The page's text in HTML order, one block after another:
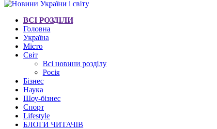
ВСІ РОЗДІЛИ
Головна
Україна
Місто
Світ
Всі новини розділу
Росія
Бізнес
Наука
Шоу-бізнес
Спорт
Lifestyle
БЛОГИ ЧИТАЧІВ